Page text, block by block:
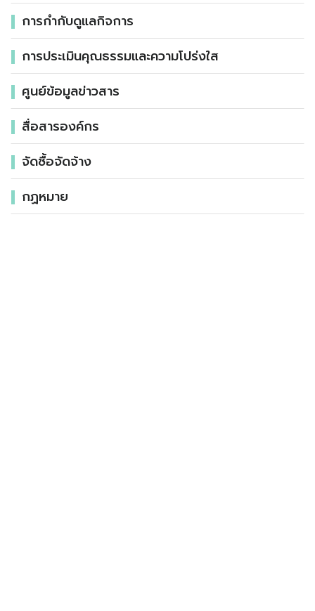
การกำกับดูแลกิจการ
การประเมินคุณธรรมและความโปร่งใส
ศูนย์ข้อมูลข่าวสาร
สื่อสารองค์กร
จัดซื้อจัดจ้าง
กฏหมาย